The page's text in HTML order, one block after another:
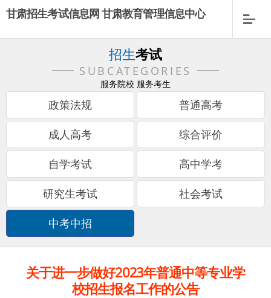
甘肃招生考试信息网 甘肃教育管理信息中心
招生考试
SUBCATEGORIES
服务院校 服务考生
政策法规 普通高考
成人高考 综合评价
自学考试 高中学考
研究生考试 社会考试
中考中招
关于进一步做好2023年普通中等专业学
校招生报名工作的公告